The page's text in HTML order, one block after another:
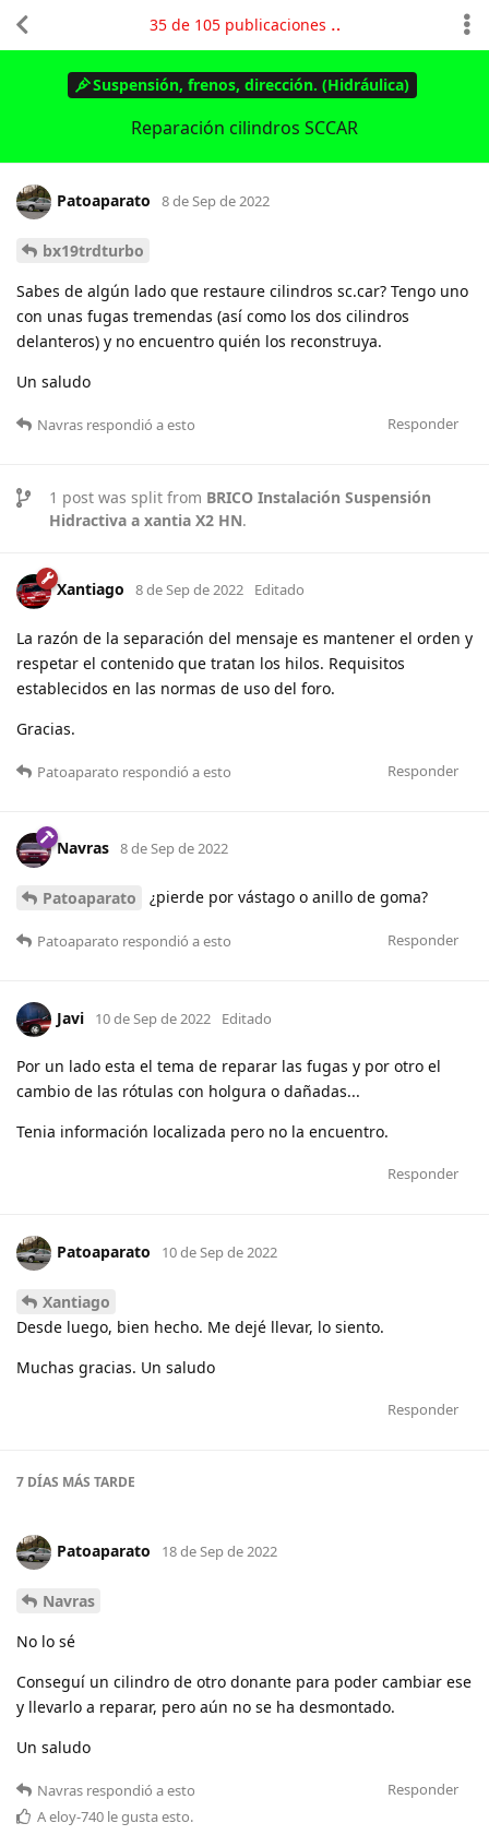
Suspensión, frenos, dirección. (Hidráulica)
Reparación cilindros SCCAR
35 de 105 publicaciones
Patoaparato 8 de Sep de 2022
bx19trdturbo
Sabes de algún lado que restaure cilindros sc.car? Tengo uno
con unas fugas tremendas (así como los dos cilindros
delanteros) y no encuentro quién los reconstruya.
Un saludo
Responder
Navras respondió a esto
1 post was split from BRICO Instalación Suspensión
Hidractiva a xantia X2 HN.
Xantiago 8 de Sep de 2022 Editado
La razón de la separación del mensaje es mantener el orden y
respetar el contenido que tratan los hilos. Requisitos
establecidos en las normas de uso del foro.
Gracias.
Responder
Patoaparato respondió a esto
Navras 8 de Sep de 2022
Patoaparato ¿pierde por vástago o anillo de goma?
Responder
Patoaparato respondió a esto
Javi 10 de Sep de 2022 Editado
Por un lado esta el tema de reparar las fugas y por otro el
cambio de las rótulas con holgura o dañadas...
Tenia información localizada pero no la encuentro.
Responder
Patoaparato 10 de Sep de 2022
Xantiago
Desde luego, bien hecho. Me dejé llevar, lo siento.
Muchas gracias. Un saludo
Responder
7 DÍAS MÁS TARDE
Patoaparato 18 de Sep de 2022
Navras
No lo sé
Conseguí un cilindro de otro donante para poder cambiar ese
y llevarlo a reparar, pero aún no se ha desmontado.
Un saludo
Responder
Navras respondió a esto
Aeloy-740 le gusta esto.